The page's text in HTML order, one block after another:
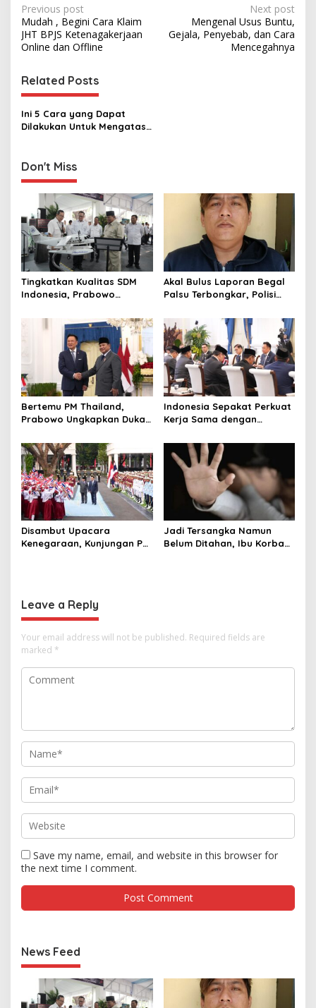
P
o
s
t
n
a
v
g
a
t
i
o
n
Previous post
Mudah , Begini Cara Klaim
JHT BPJS Ketenagakerjaan
Online dan Offline
Next post
Mengenal Usus Buntu,
Gejala, ‎Penyebab, dan Cara
Mencegahnya
Related Posts
Ini 5 Cara yang Dapat
Dilakukan Untuk Mengatasi
Don't Miss
Tingkatkan Kualitas SDM
Indonesia, Prabowo
hingga Undang Universitas
Terbaik Dunia
Akal Bulus Laporan Begal
Palsu Terbongkar, Polisi
Perusahaan untuk Crypto
Bertemu PM Thailand,
Prabowo Ungkapkan Duka
Selamat Ulang Tahun ke
Raja Thailand
Indonesia Sepakat Perkuat
Kerja Sama dengan
hingga Ekonomi Digital
Disambut Upacara
Kenegaraan, Kunjungan PM
Jadi Tersangka Namun
Belum Ditahan, Ibu Korban
Leave a Reply
Your email address will not be published. Required fields are
marked *
Save my name, email, and website in this browser for
the next time I comment.
News Feed